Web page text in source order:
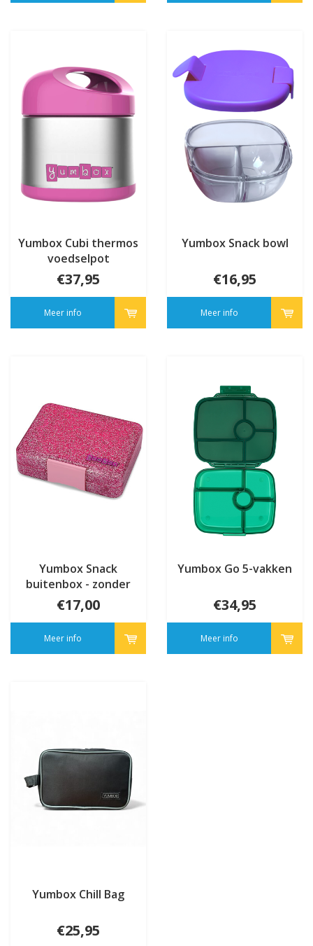
Yumbox Cubi thermos
voedselpot
€37,95
Meer info
Yumbox Snack bowl
€16,95
Meer info
Yumbox Snack
buitenbox - zonder
tray
€17,00
Meer info
Yumbox Go 5-vakken
€34,95
Meer info
Yumbox Chill Bag
€25,95